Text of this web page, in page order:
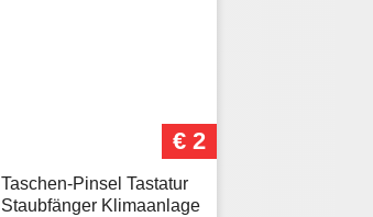
€ 2
Taschen-Pinsel Tastatur
Staubfänger Klimaanlage